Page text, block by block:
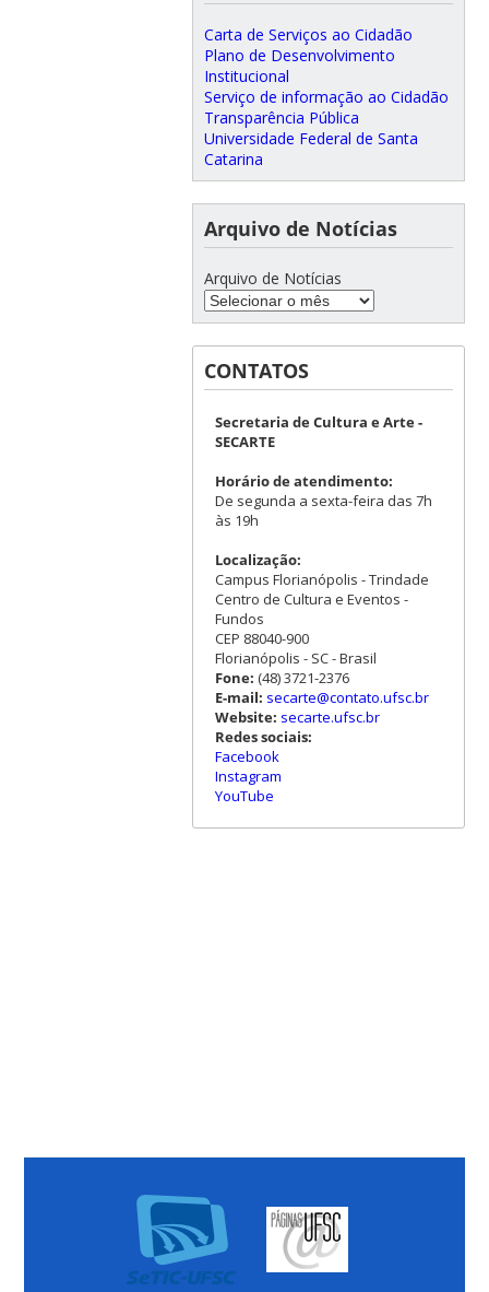
Carta de Serviços ao Cidadão
Plano de Desenvolvimento
Institucional
Serviço de informação ao Cidadão
Transparência Pública
Universidade Federal de Santa
Catarina
Arquivo de Notícias
Arquivo de Notícias
CONTATOS
Secretaria de Cultura e Arte -
SECARTE
Horário de atendimento:
De segunda a sexta-feira das 7h
às 19h
Localização:
Campus Florianópolis - Trindade
Centro de Cultura e Eventos -
Fundos
CEP 88040-900
Florianópolis - SC - Brasil
Fone: (48) 3721-2376
E-mail: secarte@contato.ufsc.br
Website: secarte.ufsc.br
Redes sociais:
Facebook
Instagram
YouTube